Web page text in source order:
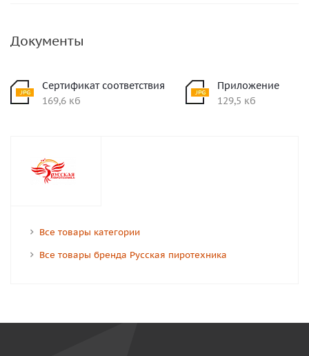
Документы
Сертификат соответствия
169,6 кб
Приложение
129,5 кб
Все товары категории
Все товары бренда Русская пиротехника